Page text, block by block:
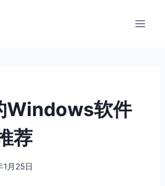
Windows软件
荐
1月25日